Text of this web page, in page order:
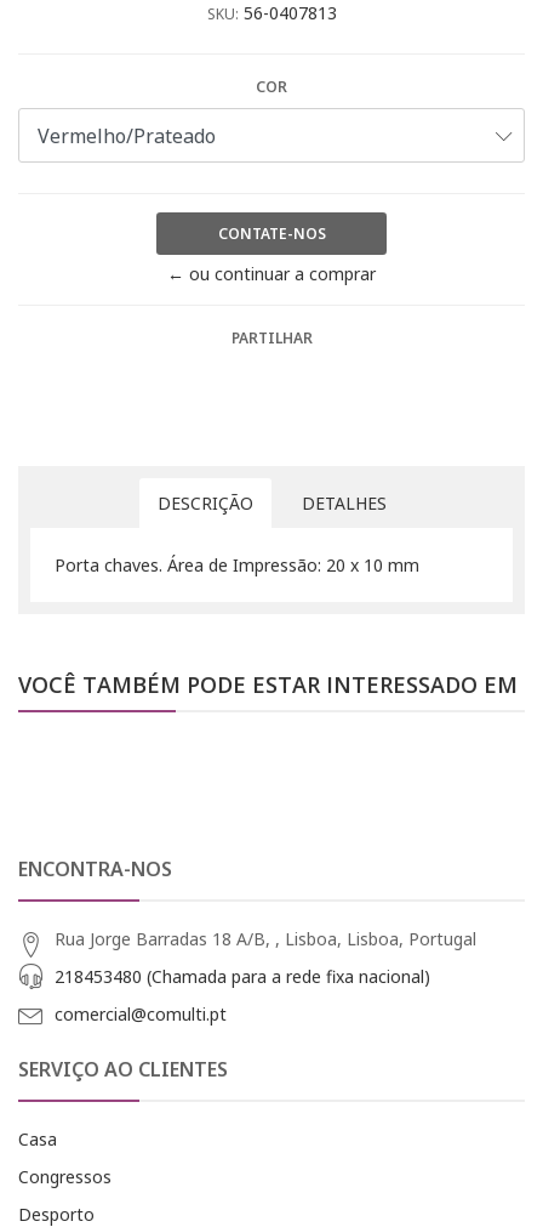
SKU: 56-0407813
COR
CONTATE-NOS
← ou continuar a comprar
PARTILHAR
DESCRIÇÃO DETALHES
Porta chaves. Área de Impressão: 20 x 10 mm
VOCÊ TAMBÉM PODE ESTAR INTERESSADO EM
ENCONTRA-NOS
Rua Jorge Barradas 18 A/B, , Lisboa, Lisboa, Portugal
218453480 (Chamada para a rede fixa nacional)
comercial@comulti.pt
SERVIÇO AO CLIENTES
Casa
Congressos
Desporto